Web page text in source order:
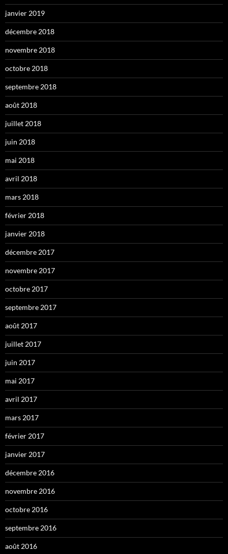
janvier 2019
décembre 2018
novembre 2018
octobre 2018
septembre 2018
août 2018
juillet 2018
juin 2018
mai 2018
avril 2018
mars 2018
février 2018
janvier 2018
décembre 2017
novembre 2017
octobre 2017
septembre 2017
août 2017
juillet 2017
juin 2017
mai 2017
avril 2017
mars 2017
février 2017
janvier 2017
décembre 2016
novembre 2016
octobre 2016
septembre 2016
août 2016